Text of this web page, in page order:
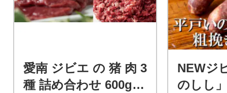
愛南 ジビエ の 猪 肉 3
種 詰め合わせ 600g
NEWジ
のしし